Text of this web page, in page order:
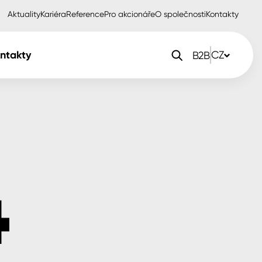
AktualityKariéraReferencePro akcionářeO společnostiKontakty
B2BCZ